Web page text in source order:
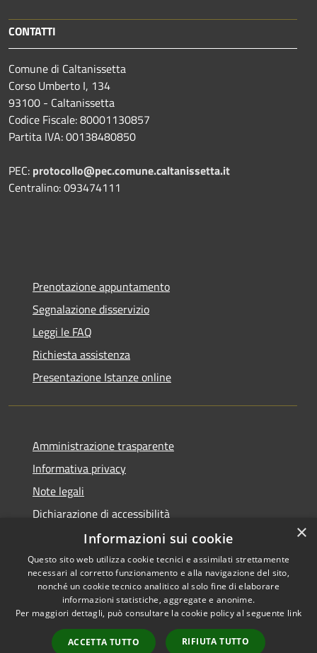
CONTATTI
Comune di Caltanissetta
Corso Umberto I, 134
93100 - Caltanissetta
Codice Fiscale: 80001130857
Partita IVA: 00138480850
PEC: protocollo@pec.comune.caltanissetta.it
Centralino: 093474111
Prenotazione appuntamento
Segnalazione disservizio
Leggi le FAQ
Richiesta assistenza
Presentazione Istanze online
Amministrazione trasparente
Informativa privacy
Note legali
Dichiarazione di accessibilità
Accessibilità
Privacy
Copyright © 2026 • Comune di
Caltanissetta • Powered by
Municipium•Accesso
redazione
×
Informazioni sui cookie
Questo sito web utilizza cookie tecnici e assimilati strettamente
necessari al corretto funzionamento e alla navigazione del sito,
nonché un cookie tecnico analitico al solo fine di elaborare
informazioni statistiche, aggregate e anonime.
Per maggiori dettagli, può consultare la cookie policy al seguente link
ACCETTA TUTTO RIFIUTA TUTTO